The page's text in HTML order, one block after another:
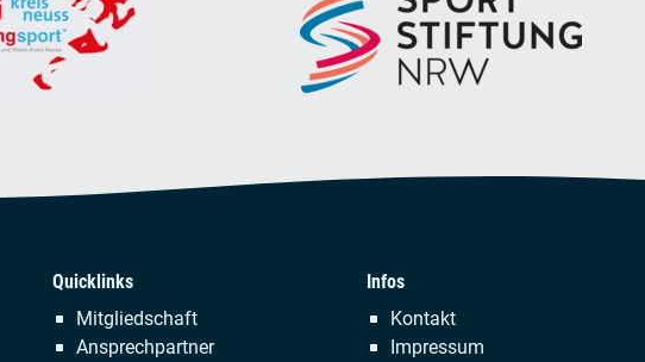
Quicklinks
Navigation
überspringen
Mitgliedschaft
Ansprechpartner
Infos
Navigation
überspringen
Kontakt
Impressum